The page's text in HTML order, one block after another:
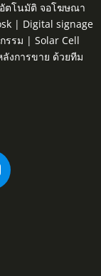
ตโนมัติ จอโฆษณา
| Digital signage
รรม | Solar Cell
งการขาย ด้วยทีม